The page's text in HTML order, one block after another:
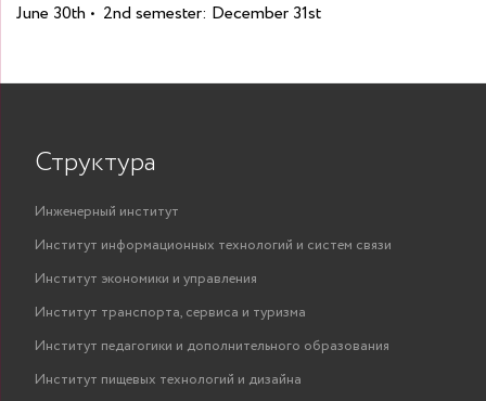
June 30th • 2nd semester: December 31st
Структура
Инженерный институт
Институт информационных технологий и систем связи
Институт экономики и управления
Институт транспорта, сервиса и туризма
Институт педагогики и дополнительного образования
Институт пищевых технологий и дизайна